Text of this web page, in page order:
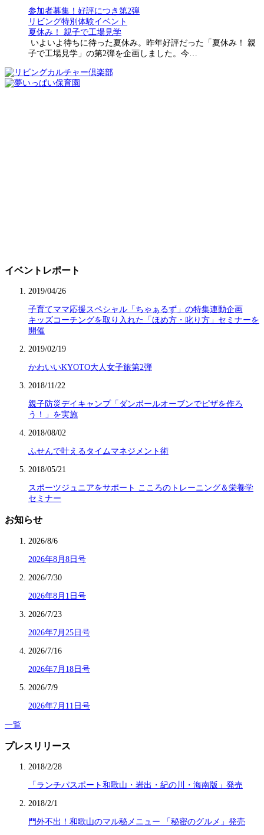
参加者募集！好評につき第2弾
リビング特別体験イベント
夏休み！ 親子で工場見学
いよいよ待ちに待った夏休み。昨年好評だった「夏休み！ 親
子で工場見学」の第2弾を企画しました。今…
イベントレポート
2019/04/26
子育てママ応援スペシャル「ちゃぁるず」の特集連動企画
キッズコーチングを取り入れた「ほめ方・叱り方」セミナーを
開催
2019/02/19
かわいいKYOTO大人女子旅第2弾
2018/11/22
親子防災デイキャンプ「ダンボールオーブンでピザを作ろ
う！」を実施
2018/08/02
ふせんで叶えるタイムマネジメント術
2018/05/21
スポーツジュニアをサポート こころのトレーニング＆栄養学
セミナー
お知らせ
2026/8/6
2026年8月8日号
2026/7/30
2026年8月1日号
2026/7/23
2026年7月25日号
2026/7/16
2026年7月18日号
2026/7/9
2026年7月11日号
一覧
プレスリリース
2018/2/28
「ランチパスポート和歌山・岩出・紀の川・海南版」発売
2018/2/1
門外不出！和歌山のマル秘メニュー 「秘密のグルメ」発売